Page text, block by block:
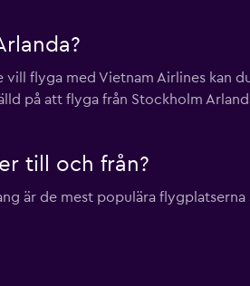
flyga med Vietnam Airlines kan
på att flyga från Stockholm
till och från?
är de mest populära flygplatserna